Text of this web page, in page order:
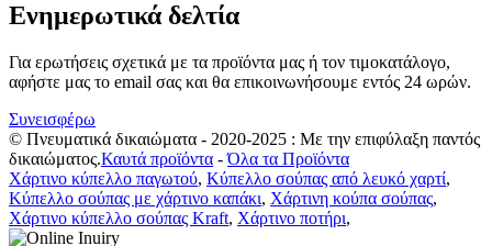
Ενημερωτικά δελτία
Για ερωτήσεις σχετικά με τα προϊόντα μας ή τον τιμοκατάλογο,
αφήστε μας το email σας και θα επικοινωνήσουμε εντός 24 ωρών.
Συνεισφέρω
© Πνευματικά δικαιώματα - 2020-2025 : Με την επιφύλαξη παντός
δικαιώματος.Καυτά προϊόντα -Όλα τα Προϊόντα
Χάρτινο κύπελλο παγωτού, Κύπελλο σούπας από λευκό χαρτί,
Κύπελλο σούπας με χάρτινο καπάκι, Χάρτινη κούπα σούπας,
Χάρτινο κύπελλο σούπας Kraft, Χάρτινο ποτήρι,